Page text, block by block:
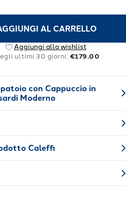
AL CARRELLO
Aggiungi alla wishlist
ultimi 30 giorni: €179.00
con Cappuccio in
Moderno
Caleffi